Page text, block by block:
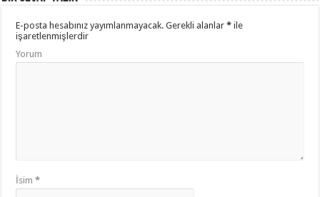
E-posta hesabınız yayımlanmayacak. Gerekli alanlar* ile
işaretlenmişlerdir
Yorum
İsim*